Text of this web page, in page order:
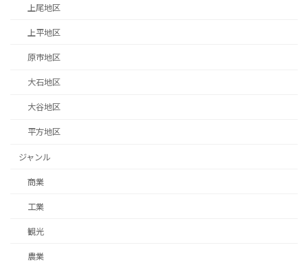
上尾地区
上平地区
原市地区
大石地区
大谷地区
平方地区
ジャンル
商業
工業
観光
農業